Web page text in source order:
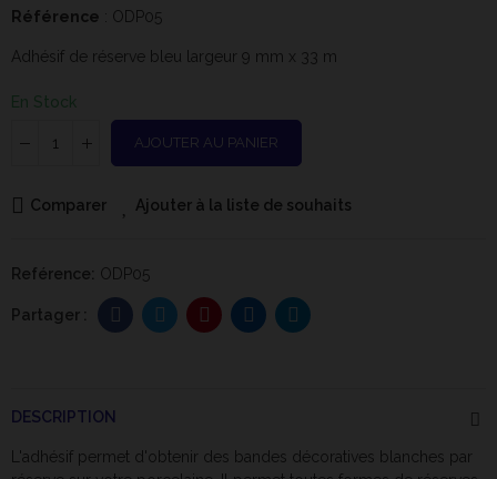
Référence : ODP05
Adhésif de réserve bleu largeur 9 mm x 33 m
En Stock
AJOUTER AU PANIER
Comparer Ajouter à la liste de souhaits
Reférence: ODP05
DESCRIPTION
L'adhésif permet d'obtenir des bandes décoratives blanches par